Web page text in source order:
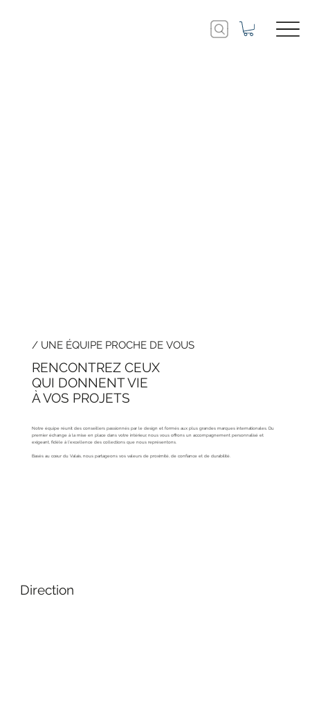
/ UNE ÉQUIPE PROCHE DE VOUS
RENCONTREZ CEUX
QUI DONNENT VIE
À VOS PROJETS
Notre équipe réunit des conseillers passionnés par le design et formés aux plus grandes marques internationales. Du
premier échange à la mise en place dans votre intérieur, nous vous offrons un accompagnement personnalisé et
exigeant, fidèle à l’excellence des collections que nous représentons.
Basés au cœur du Valais, nous partageons vos valeurs de proximité, de confiance et de durabilité.
Direction